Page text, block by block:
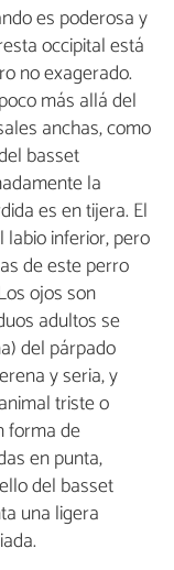
es poderosa y
occipital está
no exagerado.
más allá del
anchas, como
basset
la
es en tijera. El
inferior, pero
de este perro
ojos son
adultos se
del párpado
y seria, y
triste o
forma de
en punta,
del basset
una ligera